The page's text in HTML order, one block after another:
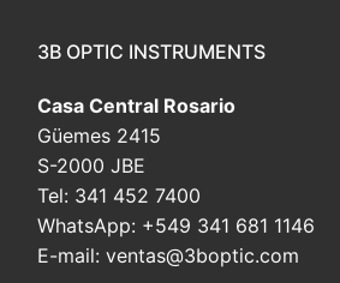
3B OPTIC INSTRUMENTS
Casa Central Rosario
Güemes 2415
S-2000 JBE
Tel: 341 452 7400
WhatsApp: +549 341 681 1146
E-mail: ventas@3boptic.com